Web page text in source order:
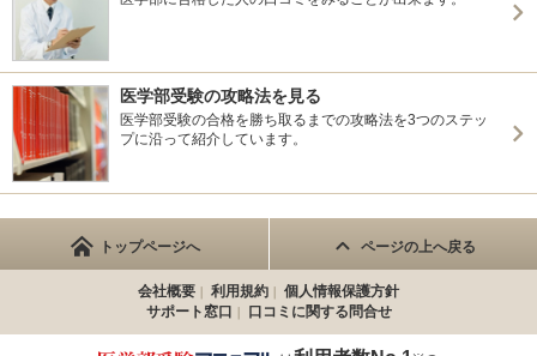
医学部受験の攻略法を見る
医学部受験の合格を勝ち取るまでの攻略法を3つのステッ
プに沿って紹介しています。
トップページへ ページの上へ戻る
会社概要 利用規約
個人情報保護方針
サポート窓口
口コミに関する問合せ